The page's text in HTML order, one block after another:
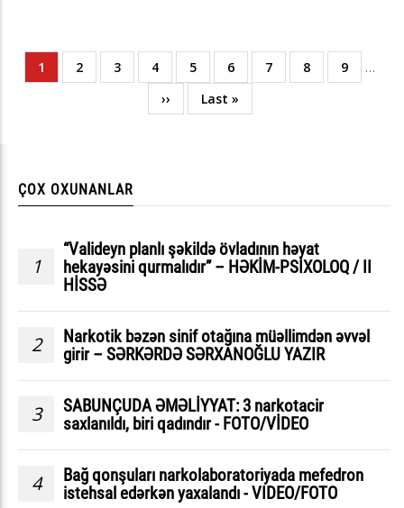
Pagination
Current
page
1 Page
2 Page
3 Page
4 Page
5 Page
6 Page
7 Page
8 Page
9
…
Next
page
››
Last
page
Last »
ÇOX OXUNANLAR
1
“Valideyn planlı şəkildə övladının həyat
hekayəsini qurmalıdır” – HƏKİM-PSİXOLOQ / II
HİSSƏ
2
Narkotik bəzən sinif otağına müəllimdən əvvəl
girir – SƏRKƏRDƏ SƏRXANOĞLU YAZIR
3
SABUNÇUDA ƏMƏLİYYAT: 3 narkotacir
saxlanıldı, biri qadındır - FOTO/VİDEO
4
Bağ qonşuları narkolaboratoriyada mefedron
istehsal edərkən yaxalandı - VIDEO/FOTO